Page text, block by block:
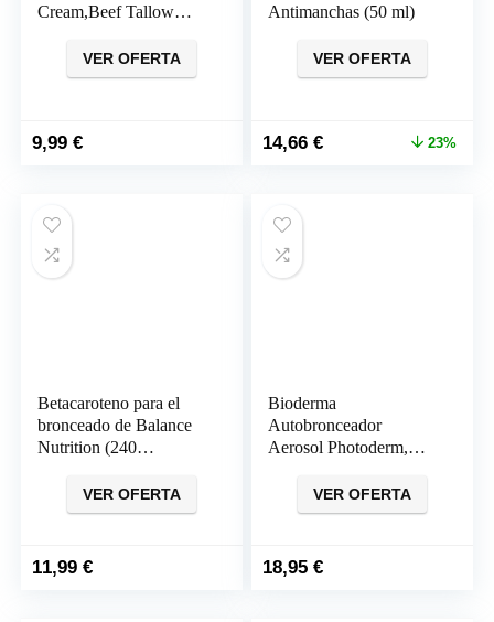
Cream,Beef Tallow
Arrugas Skin
Cream,Talgas Bio
Körperhautcreme,Für
VER OFERTA
9,99€
Antimanchas (50 ml)
VER OFERTA
El
18,99 €.
14,66€El
23%
Betacaroteno para el
bronceado de Balance
Nutrition (240
meses)VER OFERTA
11,99€
Bioderma
Autobronceador
Aerosol Photoderm,
VER OFERTA
18,95€